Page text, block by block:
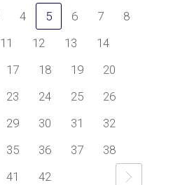
4 5 6 7
8
11 12 13
14
17 18 19
20
23 24 25
26
29 30 31
32
35 36 37
38
41 42